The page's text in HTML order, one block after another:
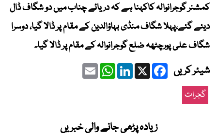
کمشنر گوجرانوالہ کاکہنا ہے کہ دریائے چناب میں دو شگاف ڈال
دیئے گئے،پہلا شگاف منڈی بہاؤالدین کے مقام پر ڈالا گیا، دوسرا
شگاف علی پورچٹھہ ضلع گوجرانوالہ کے مقام پر ڈالا گیا۔
شیئر کریں Facebook
X
LinkedIn
WhatsApp
Email
گجرات
زیادہ پڑھی جانے والی خبریں